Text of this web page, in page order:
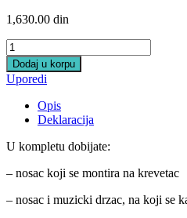
1,630.00 din
Muzicka
vrteska
za
krevetac
navijanje
quantity
Dodaj u korpu
Uporedi
Opis
Deklaracija
U kompletu dobijate:
– nosac koji se montira na krevetac
– nosac i muzicki drzac, na koji se